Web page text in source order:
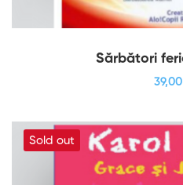
Sărbători
39,00
Sold out